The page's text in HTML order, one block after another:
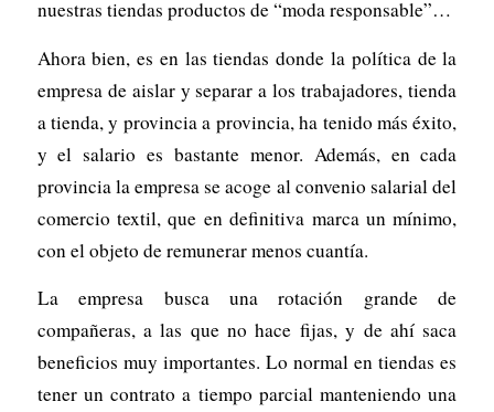
nuestras tiendas productos de “moda responsable”…
Ahora bien, es en las tiendas donde la política de la
empresa de aislar y separar a los trabajadores, tienda
a tienda, y provincia a provincia, ha tenido más éxito,
y el salario es bastante menor. Además, en cada
provincia la empresa se acoge al convenio salarial del
comercio textil, que en definitiva marca un mínimo,
con el objeto de remunerar menos cuantía.
La empresa busca una rotación grande de
compañeras, a las que no hace fijas, y de ahí saca
beneficios muy importantes. Lo normal en tiendas es
tener un contrato a tiempo parcial manteniendo una